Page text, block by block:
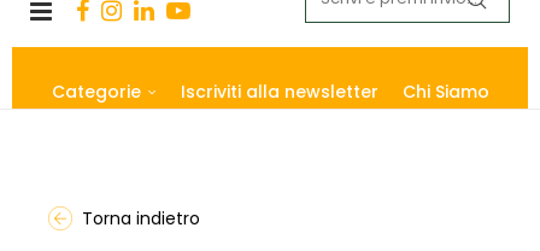
Categorie Iscriviti alla newsletter Chi Siamo
Torna indietro